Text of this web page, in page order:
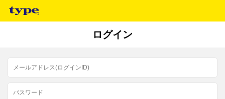
ログイン